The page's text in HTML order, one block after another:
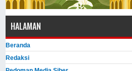
HALAMAN
Beranda
Redaksi